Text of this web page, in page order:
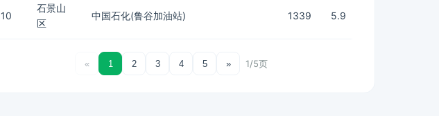
10
石景山
区
中国石化(鲁谷加油站) 1339 5.9
« 1 2 3 4 5 » 1/5页